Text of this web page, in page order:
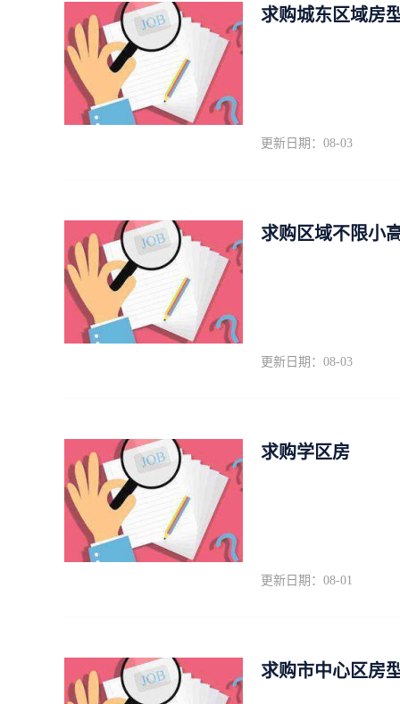
求购城东区域房
更新日期：08-03
求购区域不限小
更新日期：08-03
求购学区房
更新日期：08-01
求购市中心区房